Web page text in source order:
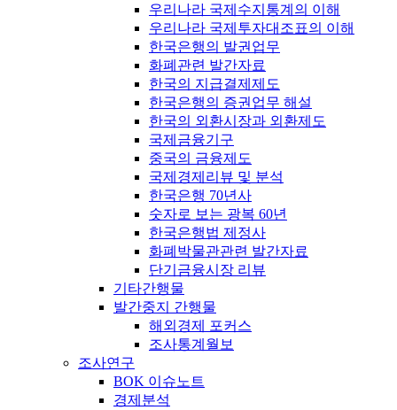
우리나라 국제수지통계의 이해
우리나라 국제투자대조표의 이해
한국은행의 발권업무
화폐관련 발간자료
한국의 지급결제제도
한국은행의 증권업무 해설
한국의 외환시장과 외환제도
국제금융기구
중국의 금융제도
국제경제리뷰 및 분석
한국은행 70년사
숫자로 보는 광복 60년
한국은행법 제정사
화폐박물관관련 발간자료
단기금융시장 리뷰
기타간행물
발간중지 간행물
해외경제 포커스
조사통계월보
조사연구
BOK 이슈노트
경제분석